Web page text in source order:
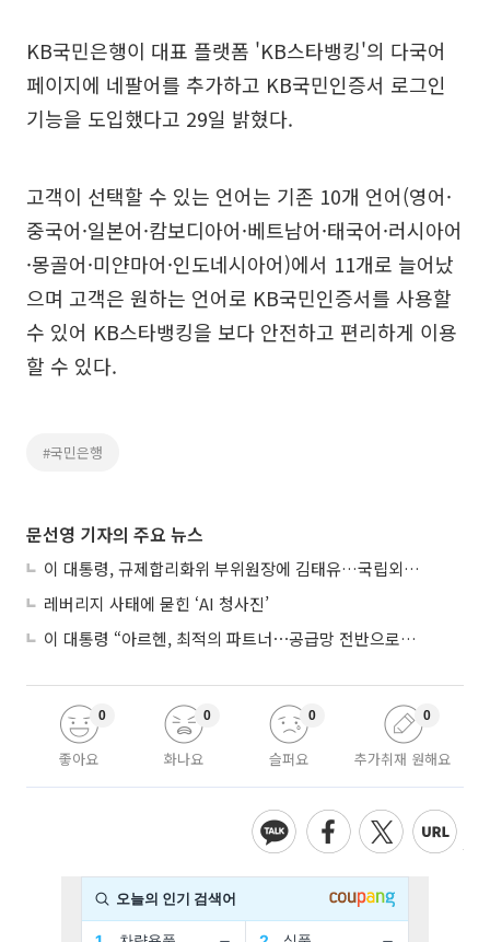
KB국민은행이 대표 플랫폼 'KB스타뱅킹'의 다국어
페이지에 네팔어를 추가하고 KB국민인증서 로그인
기능을 도입했다고 29일 밝혔다.
고객이 선택할 수 있는 언어는 기존 10개 언어(영어·
중국어·일본어·캄보디아어·베트남어·태국어·러시아어
·몽골어·미얀마어·인도네시아어)에서 11개로 늘어났
으며 고객은 원하는 언어로 KB국민인증서를 사용할
수 있어 KB스타뱅킹을 보다 안전하고 편리하게 이용
할 수 있다.
#국민은행
문선영 기자의 주요 뉴스
이 대통령, 규제합리화위 부위원장에 김태유…국립외교원장 김흥규
레버리지 사태에 묻힌 ‘AI 청사진’
이 대통령 “아르헨, 최적의 파트너⋯공급망 전반으로 확대”
좋아요
0
화나요
0
슬퍼요
0
추가취재 원해요
0